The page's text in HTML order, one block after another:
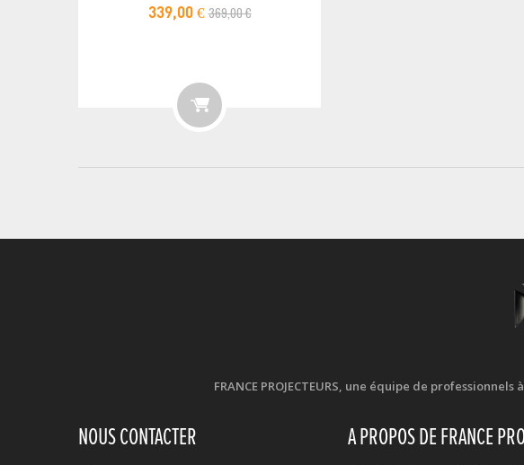
339,00 €369,00 €
FRANCE PROJECTEURS, une équipe de
NOUS CONTACTER A PROPOS DE FRANCE